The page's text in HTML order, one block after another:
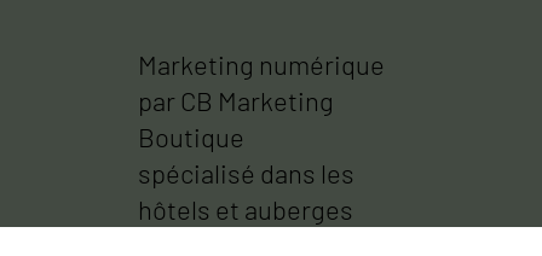
Marketing numérique
par CB Marketing
Boutique
spécialisé dans les
hôtels et auberges